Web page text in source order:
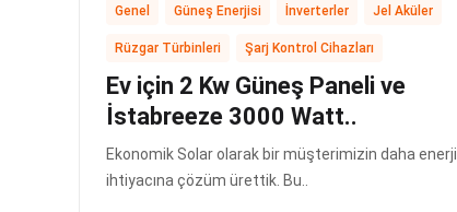
Genel Güneş Enerjisi İnverterler Jel Aküler
Rüzgar Türbinleri Şarj Kontrol Cihazları
Ev için 2 Kw Güneş Paneli ve
İstabreeze 3000 Watt..
Ekonomik Solar olarak bir müşterimizin daha enerji
ihtiyacına çözüm ürettik. Bu..